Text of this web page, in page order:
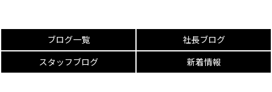
ブログ一覧
社長ブログ
スタッフブログ
新着情報